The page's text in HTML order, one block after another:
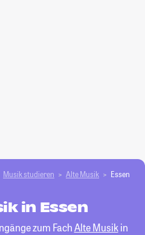
Musik studieren Alte Musik Essen
in Essen
zum FachAlte Musikin